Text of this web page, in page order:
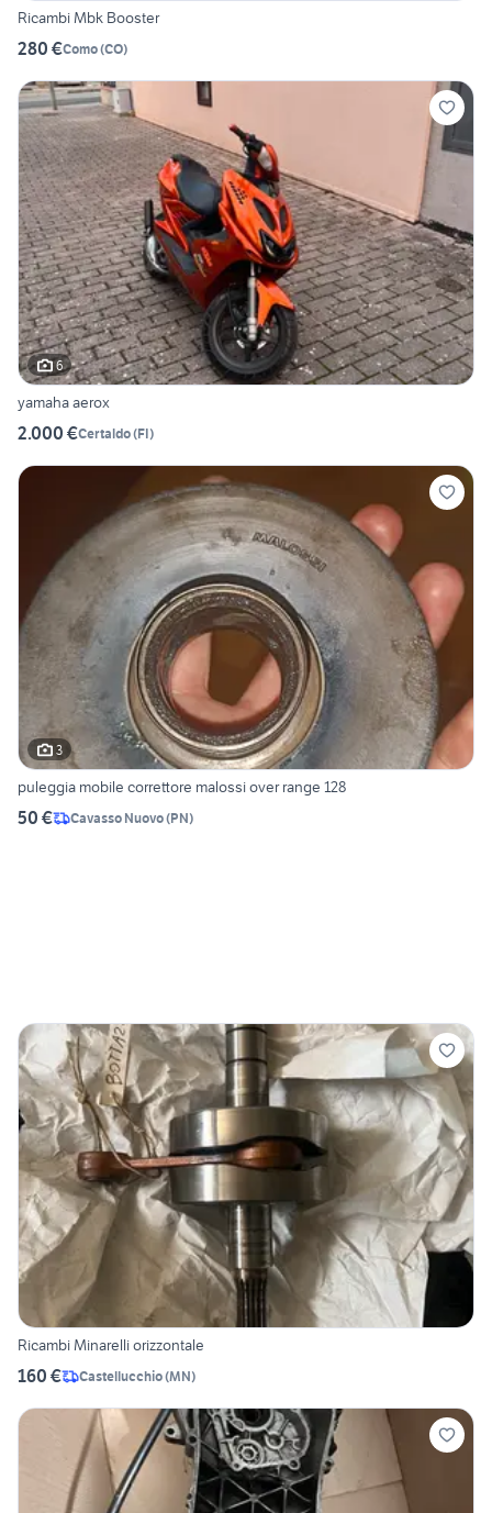
Ricambi Mbk Booster
280 €Como(CO)
6
yamaha aerox
2.000 €Certaldo(FI)
3
puleggia mobile correttore malossi over range 128
50 € Cavasso Nuovo(PN)
Ricambi Minarelli orizzontale
160 € Castellucchio(MN)